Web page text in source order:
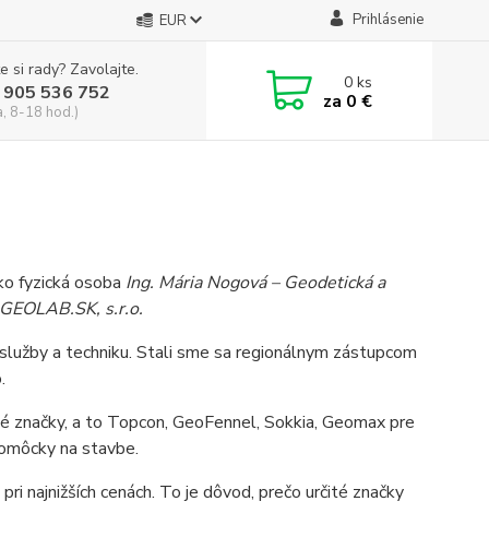
EUR Prihlásenie
si rady? Zavolajte.
536 752
8-18 hod.)
0ks
za 0 €
fyzická osoba Ing. Mária Nogová – Geodetická a
s.r.o.
a techniku. Stali sme sa regionálnym zástupcom
a to Topcon, GeoFennel, Sokkia, Geomax pre
na stavbe.
najnižších cenách. To je dôvod, prečo určité značky